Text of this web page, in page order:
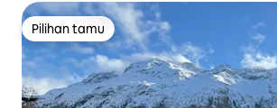
Pilihan tamu
Pilihan tamu